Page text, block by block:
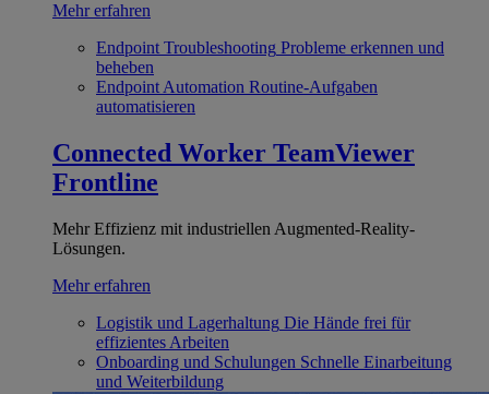
Mehr erfahren
Endpoint Troubleshooting Probleme erkennen und
beheben
Endpoint Automation Routine-Aufgaben
automatisieren
Connected Worker TeamViewer
Frontline
Mehr Effizienz mit industriellen Augmented-Reality-
Lösungen.
Mehr erfahren
Logistik und Lagerhaltung Die Hände frei für
effizientes Arbeiten
Onboarding und Schulungen Schnelle Einarbeitung
und Weiterbildung